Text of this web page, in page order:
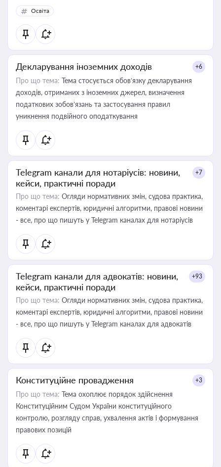
Освіта
Декларування іноземних доходів +6
Про що тема: Тема стосується обов’язку декларування
доходів, отриманих з іноземних джерел, визначення
податкових зобов’язань та застосування правил
уникнення подвійного оподаткування
Telegram канали для нотаріусів: новини,
кейси, практичні поради
+7
Про що тема: Огляди нормативних змін, судова практика,
коментарі експертів, юридичні алгоритми, правові новини
- все, про що пишуть у Telegram каналах для нотаріусів
Telegram канали для адвокатів: новини,
кейси, практичні поради
+93
Про що тема: Огляди нормативних змін, судова практика,
коментарі експертів, юридичні алгоритми, правові новини
- все, про що пишуть у Telegram каналах для адвокатів
Конституційне провадження +3
Про що тема: Тема охоплює порядок здійснення
Конституційним Судом України конституційного
контролю, розгляду справ, ухвалення актів і формування
правових позицій